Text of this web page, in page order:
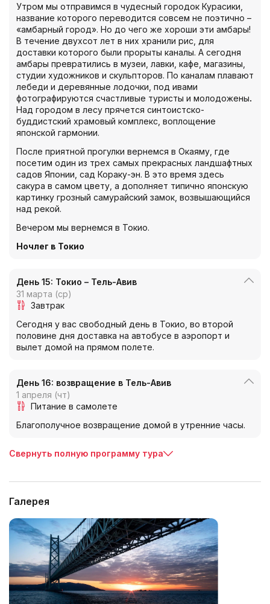
Утром мы отправимся в чудесный городок Курасики,
название которого переводится совсем не поэтично –
«амбарный город». Но до чего же хороши эти амбары!
В течение двухсот лет в них хранили рис, для
доставки которого были прорыты каналы. А сегодня
амбары превратились в музеи, лавки, кафе, магазины,
студии художников и скульпторов. По каналам плавают
лебеди и деревянные лодочки, под ивами
фотографируются счастливые туристы и молодожены.
Над городом в лесу прячется синтоистско-
буддистский храмовый комплекс, воплощение
японской гармонии.
После приятной прогулки вернемся в Окаяму, где
посетим один из трех самых прекрасных ландшафтных
садов Японии, сад Кораку-эн. В это время здесь
сакура в самом цвету, а дополняет типично японскую
картинку грозный самурайский замок, возвышающийся
над рекой.
Вечером мы вернемся в Токио.
Ночлег в Токио
День 15: Токио – Тель-Авив
31 марта (ср)
Завтрак
Сегодня у вас свободный день в Токио, во второй
половине дня доставка на автобусе в аэропорт и
вылет домой на прямом полете.
День 16: возвращение в Тель-Авив
1 апреля (чт)
Питание в самолете
Благополучное возвращение домой в утренние часы.
Свернуть полную программу тура
Галерея